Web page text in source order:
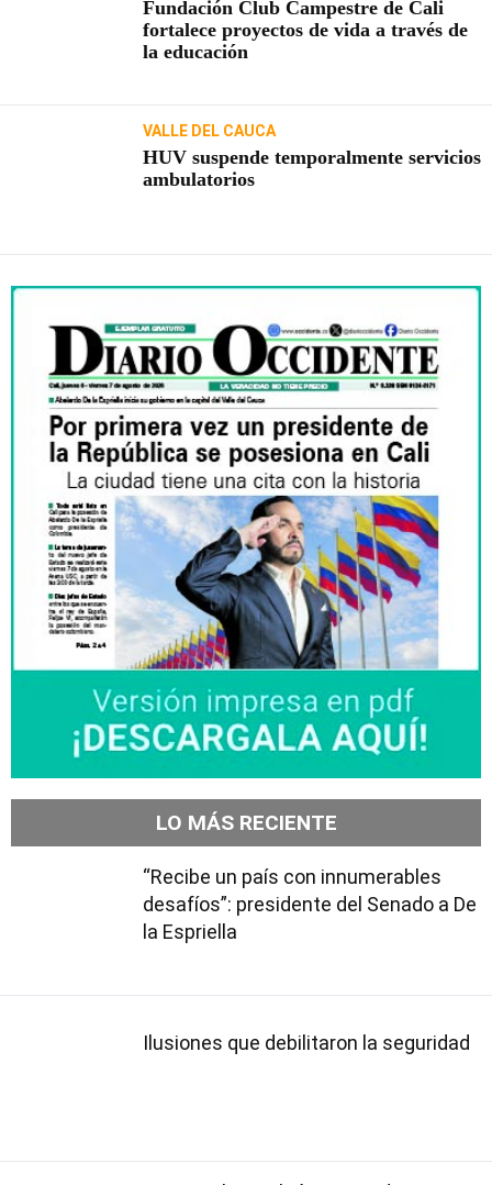
Fundación Club Campestre de Cali
fortalece proyectos de vida a través de
la educación
VALLE DEL CAUCA
HUV suspende temporalmente servicios
ambulatorios
LO MÁS RECIENTE
“Recibe un país con innumerables
desafíos”: presidente del Senado a De
la Espriella
Ilusiones que debilitaron la seguridad